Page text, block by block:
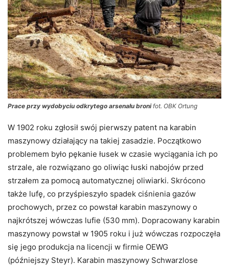
Prace przy wydobyciu odkrytego arsenału broni fot. OBK Ortung
W 1902 roku zgłosił swój pierwszy patent na karabin
maszynowy działający na takiej zasadzie. Początkowo
problemem było pękanie łusek w czasie wyciągania ich po
strzale, ale rozwiązano go oliwiąc łuski nabojów przed
strzałem za pomocą automatycznej oliwiarki. Skrócono
także lufę, co przyśpieszyło spadek ciśnienia gazów
prochowych, przez co powstał karabin maszynowy o
najkrótszej wówczas lufie (530 mm). Dopracowany karabin
maszynowy powstał w 1905 roku i już wówczas rozpoczęła
się jego produkcja na licencji w firmie OEWG
(późniejszy Steyr). Karabin maszynowy Schwarzlose